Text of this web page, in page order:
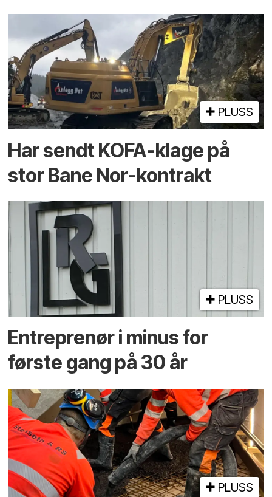
PLUSS
Har sendt KOFA-klage på
stor Bane Nor-kontrakt
PLUSS
Entreprenør i minus for
første gang på 30 år
PLUSS